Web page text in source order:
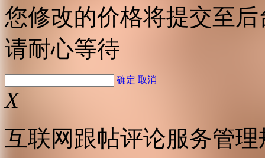
您修改的价格将提交至
请耐心等待
确定 取消
X
互联网跟帖评论服务管理